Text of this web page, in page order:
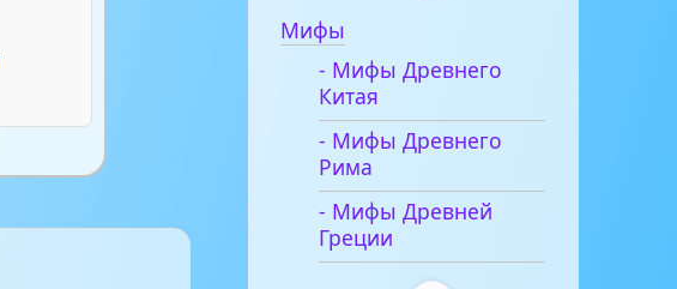
Мифы
- Мифы Древнего
Китая
- Мифы Древнего
Рима
- Мифы Древней
Греции